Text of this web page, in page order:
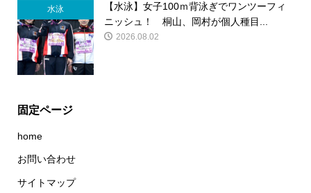
水泳
【水泳】女子100ｍ背泳ぎでワンツーフィ
ニッシュ！ 桐山、岡村が個人種目...
2026.08.02
固定ページ
home
お問い合わせ
サイトマップ